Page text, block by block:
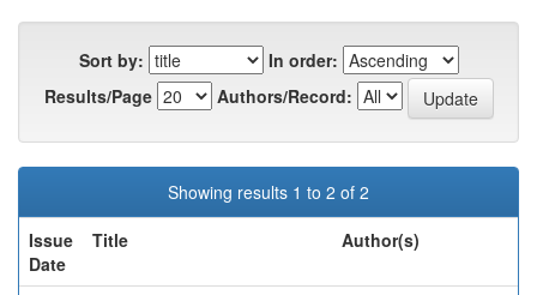
Sort by:
In order:
Results/Page
Authors/Record:
Showing results 1 to 2 of 2
Issue
Date
Title Author(s)